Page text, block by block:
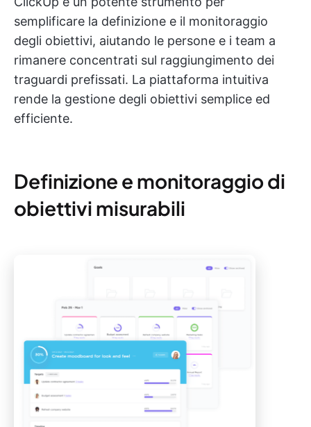
semplificare la definizione e il monitoraggio
degli obiettivi, aiutando le persone e i team a
rimanere concentrati sul raggiungimento dei
traguardi prefissati. La piattaforma intuitiva
rende la gestione degli obiettivi semplice ed
efficiente.
Definizione e monitoraggio di
obiettivi misurabili